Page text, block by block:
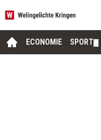
ECONOMIE SPORT